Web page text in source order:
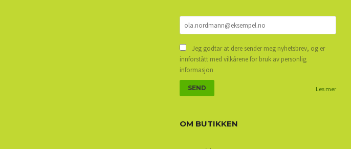
Jeg godtar at dere sender meg nyhetsbrev, og er
innforstått med vilkårene for bruk av personlig
informasjon
Les mer
OM BUTIKKEN